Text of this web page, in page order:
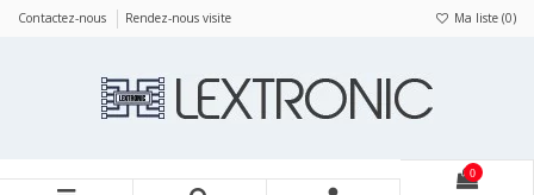
Contactez-nous Rendez-nous visite Ma liste (0)
0
Panneau de gestion des cookies